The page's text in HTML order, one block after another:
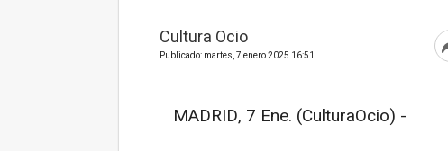
Cultura Ocio
Publicado: martes, 7 enero 2025 16:51
MADRID, 7 Ene. (CulturaOcio) -